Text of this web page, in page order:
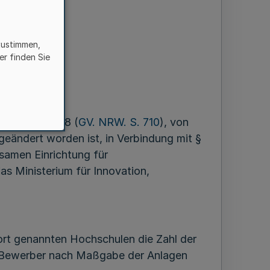
2008 (GV. NRW. S. 710), von
worden ist, in Verbindung mit §
Einrichtung für
Ministerium für Innovation,
genannten Hochschulen die Zahl der
nach Maßgabe der Anlagen
finden Sie